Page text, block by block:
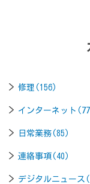
修理(156)
インターネット
日常業務(85)
連絡事項(40)
デジタルニュース